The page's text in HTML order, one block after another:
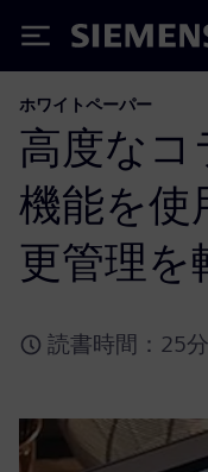
Siemens
ホワイトペーパー
高度なコ
機能を使
更管理を
読書時間：25分